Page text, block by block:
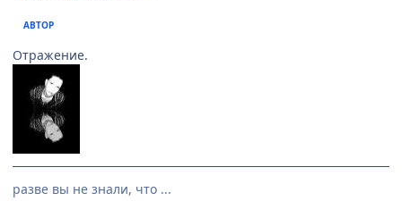
АВТОР
Отражение.
разве вы не знали, что ...